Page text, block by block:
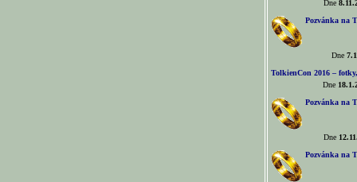
Dne
Pozvánka na
Dne
TolkienCon 2016 –
Dne
Pozvánka na
Dne
Pozvánka na